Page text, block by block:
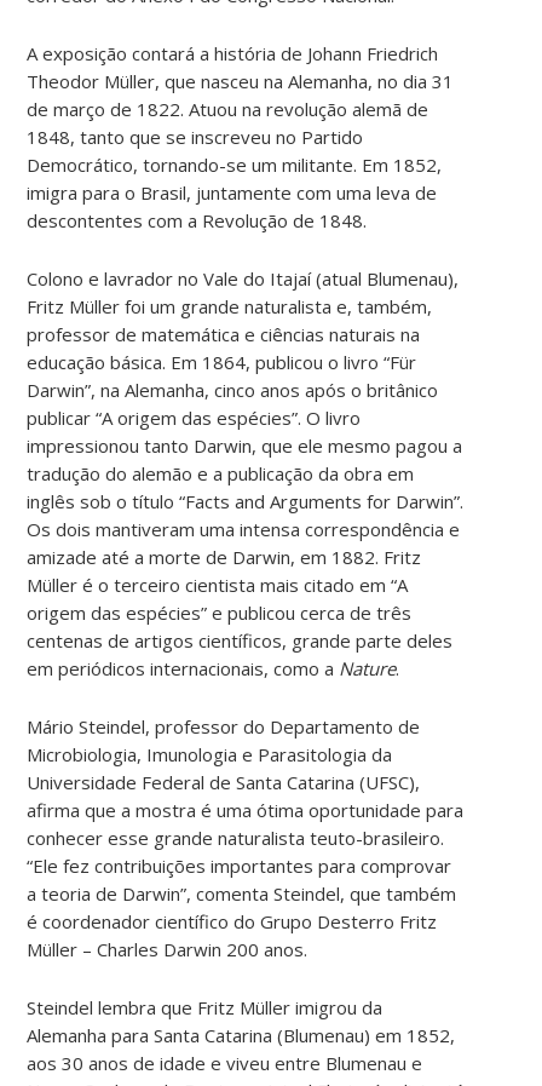
A exposição contará a história de Johann Friedrich
Theodor Müller, que nasceu na Alemanha, no dia 31
de março de 1822. Atuou na revolução alemã de
1848, tanto que se inscreveu no Partido
Democrático, tornando-se um militante. Em 1852,
imigra para o Brasil, juntamente com uma leva de
descontentes com a Revolução de 1848.
Colono e lavrador no Vale do Itajaí (atual Blumenau),
Fritz Müller foi um grande naturalista e, também,
professor de matemática e ciências naturais na
educação básica. Em 1864, publicou o livro “Für
Darwin”, na Alemanha, cinco anos após o britânico
publicar “A origem das espécies”. O livro
impressionou tanto Darwin, que ele mesmo pagou a
tradução do alemão e a publicação da obra em
inglês sob o título “Facts and Arguments for Darwin”.
Os dois mantiveram uma intensa correspondência e
amizade até a morte de Darwin, em 1882. Fritz
Müller é o terceiro cientista mais citado em “A
origem das espécies” e publicou cerca de três
centenas de artigos científicos, grande parte deles
em periódicos internacionais, como a Nature.
Mário Steindel, professor do Departamento de
Microbiologia, Imunologia e Parasitologia da
Universidade Federal de Santa Catarina (UFSC),
afirma que a mostra é uma ótima oportunidade para
conhecer esse grande naturalista teuto-brasileiro.
“Ele fez contribuições importantes para comprovar
a teoria de Darwin”, comenta Steindel, que também
é coordenador científico do Grupo Desterro Fritz
Müller – Charles Darwin 200 anos.
Steindel lembra que Fritz Müller imigrou da
Alemanha para Santa Catarina (Blumenau) em 1852,
aos 30 anos de idade e viveu entre Blumenau e